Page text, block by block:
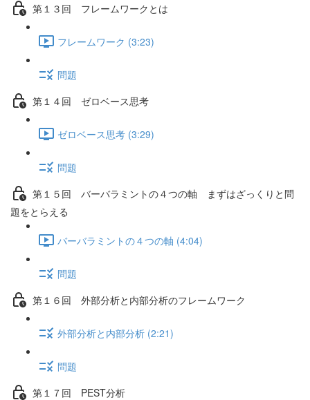
第１３回 フレームワークとは
フレームワーク (3:23)
問題
第１４回 ゼロベース思考
ゼロベース思考 (3:29)
問題
第１５回 バーバラミントの４つの軸 まずはざっくりと問
題をとらえる
バーバラミントの４つの軸 (4:04)
問題
第１６回 外部分析と内部分析のフレームワーク
外部分析と内部分析 (2:21)
問題
第１７回 PEST分析